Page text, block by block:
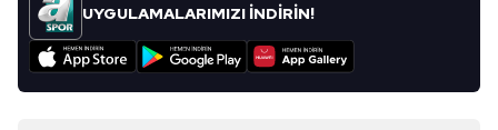
UYGULAMALARIMIZI İNDİRİN!